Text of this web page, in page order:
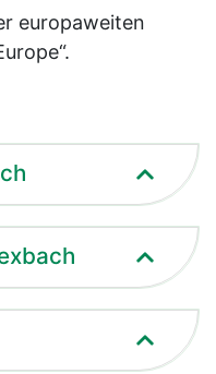
europaweiten